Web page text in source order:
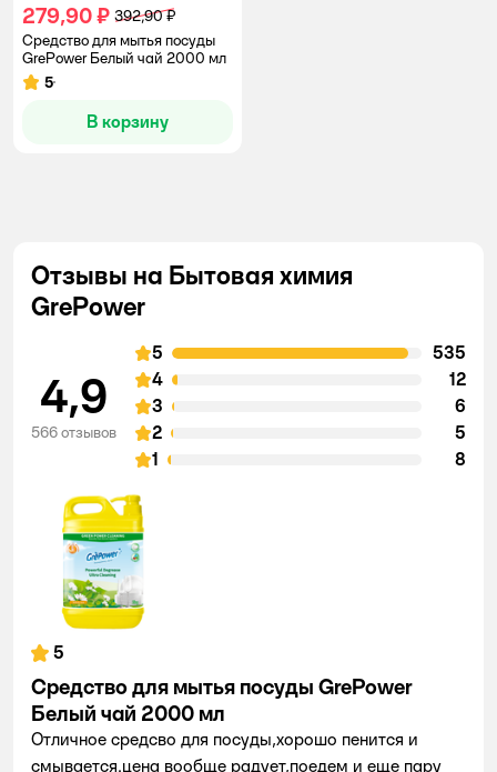
279,90 ₽ 392,90 ₽
Средство для мытья посуды
GrePower Белый чай 2000 мл
Рейтинг:
5
В корзину
Отзывы на Бытовая химия
GrePower
4,9
566 отзывов
5
535
4
12
3
6
2
5
1
8
5
Средство для мытья посуды GrePower
Белый чай 2000 мл
Отличное средсво для посуды,хорошо пенится и
смывается.цена вообще радует,поедем и еще пару